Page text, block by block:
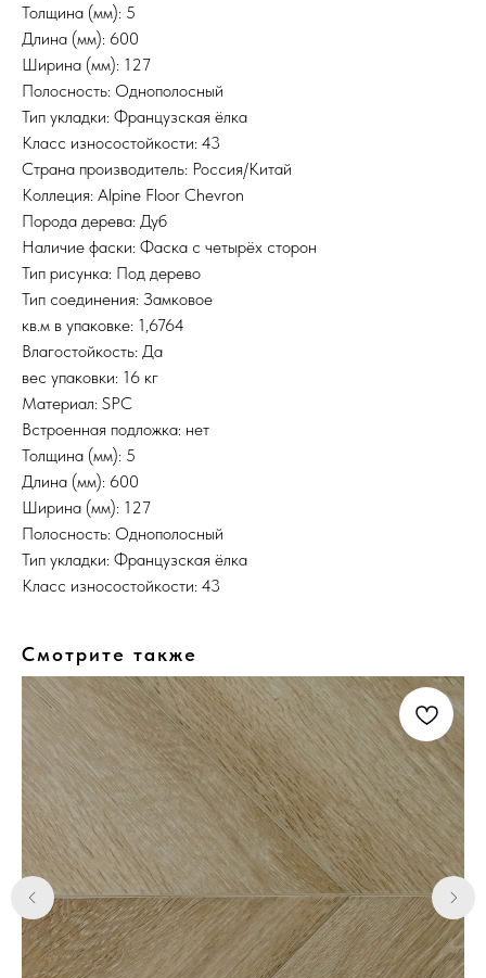
Толщина (мм): 5
Длина (мм): 600
Ширина (мм): 127
Полосность: Однополосный
Тип укладки: Французская ёлка
Класс износостойкости: 43
Страна производитель: Россия/Китай
Коллеция: Alpine Floor Chevron
Порода дерева: Дуб
Наличие фаски: Фаска с четырёх сторон
Тип рисунка: Под дерево
Тип соединения: Замковое
кв.м в упаковке: 1,6764
Влагостойкость: Да
вес упаковки: 16 кг
Материал: SPC
Встроенная подложка: нет
Толщина (мм): 5
Длина (мм): 600
Ширина (мм): 127
Полосность: Однополосный
Тип укладки: Французская ёлка
Класс износостойкости: 43
Смотрите также